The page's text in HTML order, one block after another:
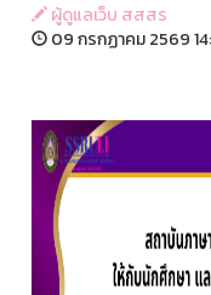
ผู้ดูแลเว็บ สสสร
09 กรกฏาคม 2569